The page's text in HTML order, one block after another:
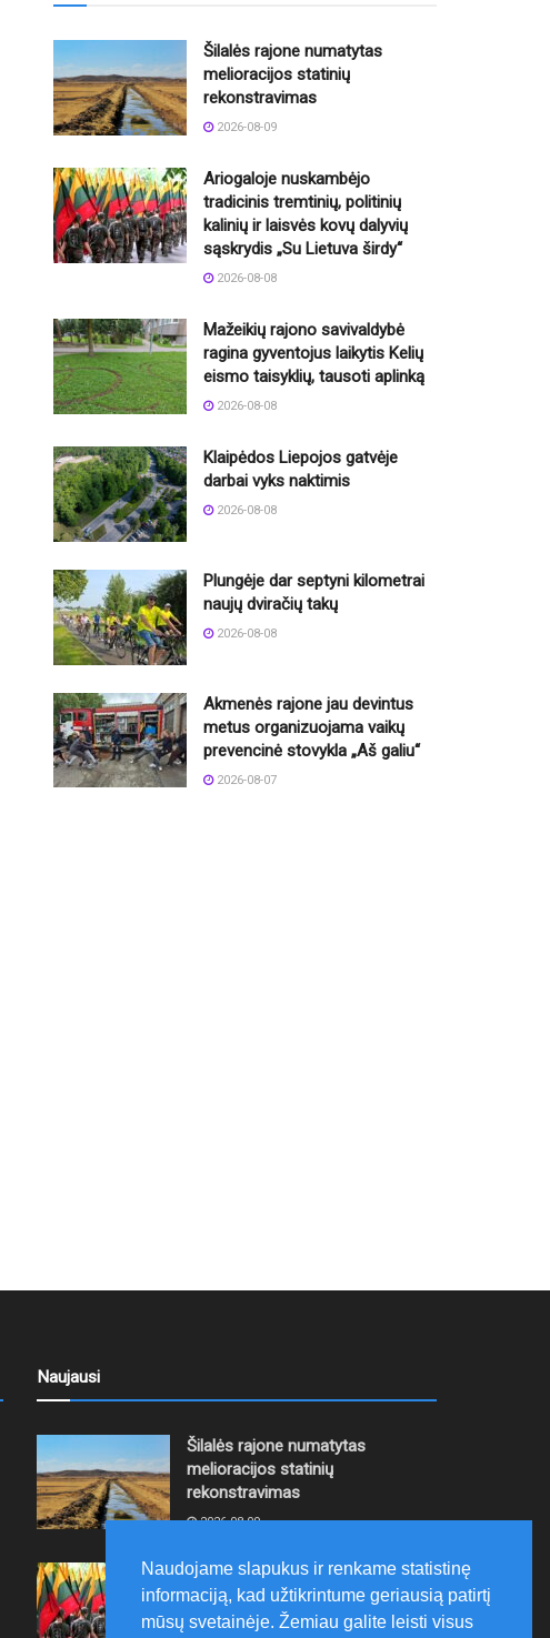
Šilalės rajone numatytas
melioracijos statinių
rekonstravimas
2026-08-09
Ariogaloje nuskambėjo
tradicinis tremtinių, politinių
kalinių ir laisvės kovų dalyvių
sąskrydis „Su Lietuva širdy“
2026-08-08
Mažeikių rajono savivaldybė
ragina gyventojus laikytis Kelių
eismo taisyklių, tausoti aplinką
2026-08-08
Klaipėdos Liepojos gatvėje
darbai vyks naktimis
2026-08-08
Plungėje dar septyni kilometrai
naujų dviračių takų
2026-08-08
Akmenės rajone jau devintus
metus organizuojama vaikų
prevencinė stovykla „Aš galiu“
2026-08-07
Naujausi
Šilalės rajone numatytas
melioracijos statinių
rekonstravimas
2026-08-09
Ariogaloje nuskambėjo tradicinis
tremtinių, politinių kalinių ir laisvės
kovų dalyvių sąskrydis „Su Lietuva
Naudojame slapukus ir renkame statistinę
informaciją, kad užtikrintume geriausią patirtį
mūsų svetainėje. Žemiau galite leisti visus